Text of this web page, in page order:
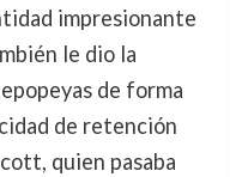
impresionante
le dio la
de forma
de retención
quien pasaba